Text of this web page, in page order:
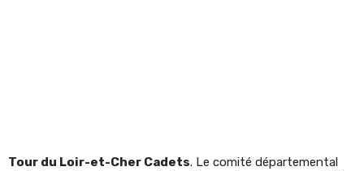
Tour du Loir-et-Cher Cadets. Le comité départemental